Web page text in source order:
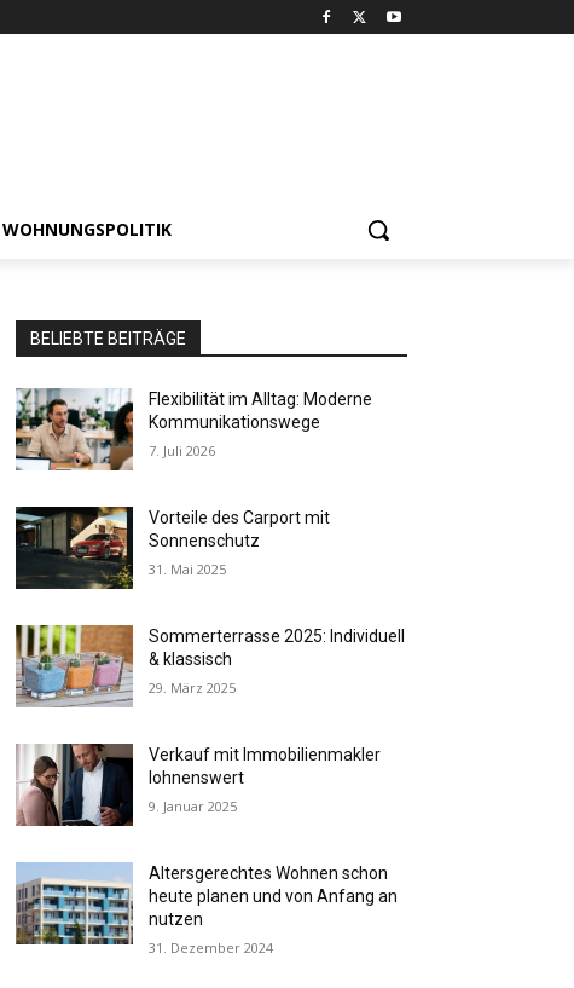
WOHNUNGSPOLITIK
BELIEBTE BEITRÄGE
Flexibilität im Alltag: Moderne
Kommunikationswege
7. Juli 2026
Vorteile des Carport mit
Sonnenschutz
31. Mai 2025
Sommerterrasse 2025: Individuell
& klassisch
29. März 2025
Verkauf mit Immobilienmakler
lohnenswert
9. Januar 2025
Altersgerechtes Wohnen schon
heute planen und von Anfang an
nutzen
31. Dezember 2024